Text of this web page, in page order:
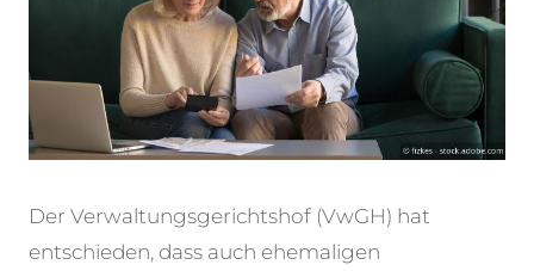
Der Verwaltungsgerichtshof (VwGH) hat
entschieden, dass auch ehemaligen